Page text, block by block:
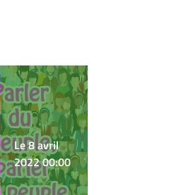
Le 8 avril
2022 00:00